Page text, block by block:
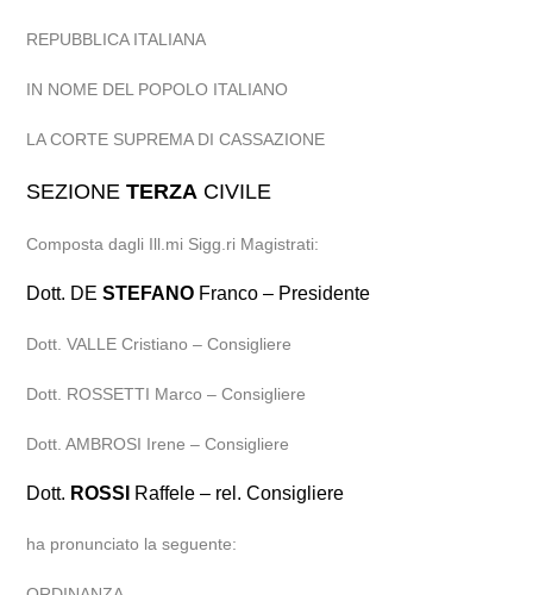
REPUBBLICA ITALIANA
IN NOME DEL POPOLO ITALIANO
LA CORTE SUPREMA DI CASSAZIONE
SEZIONETERZA CIVILE
Composta dagli Ill.mi Sigg.ri Magistrati:
Dott. DESTEFANO Franco – Presidente
Dott. VALLE Cristiano – Consigliere
Dott. ROSSETTI Marco – Consigliere
Dott. AMBROSI Irene – Consigliere
Dott. ROSSI Raffele – rel. Consigliere
ha pronunciato la seguente: